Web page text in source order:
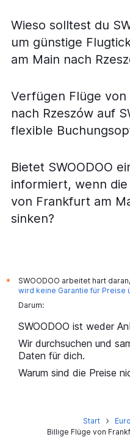
Wieso solltest du
um günstige
am Main nach
Verfügen Flüge
nach Rzeszów auf
flexible
Bietet SWOODOO
informiert, wenn
von Frankfurt am
sinken?
*
SWOODOO arbeitet hart
wird keine Garantie für Preise
Darum:
SWOODOO ist weder
Wir durchsuchen und
Daten für dich.
Warum sind die Preise
Start
Billige Flüge von